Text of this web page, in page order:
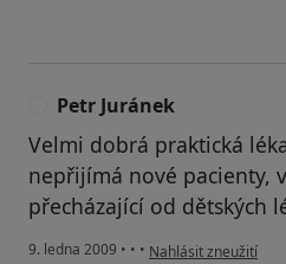
Petr Juránek
Velmi dobrá praktická
nepřijímá nové pacienty,
přecházající od dětských
9. ledna 2009 • • • podle názoru
Nahlásit zneužití